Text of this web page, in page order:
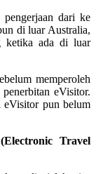
pengerjaan dari ke
di luar Australia,
ketika ada di luar
memperoleh
eVisitor.
eVisitor pun belum
Travel